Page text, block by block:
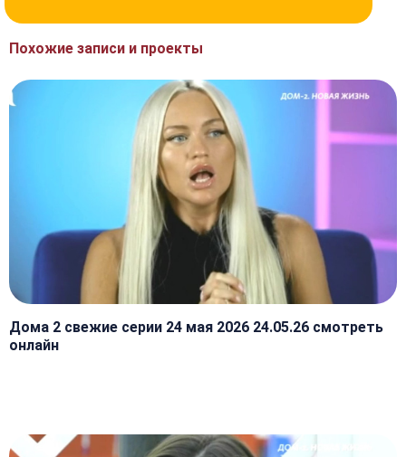
Похожие записи и проекты
Дома 2 свежие серии 24 мая 2026 24.05.26 смотреть
онлайн